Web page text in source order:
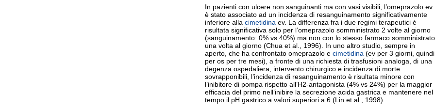
In pazienti con ulcere non sanguinanti ma con vasi visibili, l’omeprazolo ev
è stato associato ad un incidenza di resanguinamento significativamente
inferiore alla cimetidina ev. La differenza fra i due regimi terapeutici è
risultata significativa solo per l’omeprazolo somministrato 2 volte al giorno
(sanguinamento: 0% vs 40%) ma non con lo stesso farmaco somministrato
una volta al giorno (Chua et al., 1996). In uno altro studio, sempre in
aperto, che ha confrontato omeprazolo e cimetidina (ev per 3 giorni, quindi
per os per tre mesi), a fronte di una richiesta di trasfusioni analoga, di una
degenza ospedaliera, intervento chirurgico e incidenza di morte
sovrapponibili, l’incidenza di resanguinamento è risultata minore con
l’inibitore di pompa rispetto all’H2-antagonista (4% vs 24%) per la maggior
efficacia del primo nell’inibire la secrezione acida gastrica e mantenere nel
tempo il pH gastrico a valori superiori a 6 (Lin et al., 1998).